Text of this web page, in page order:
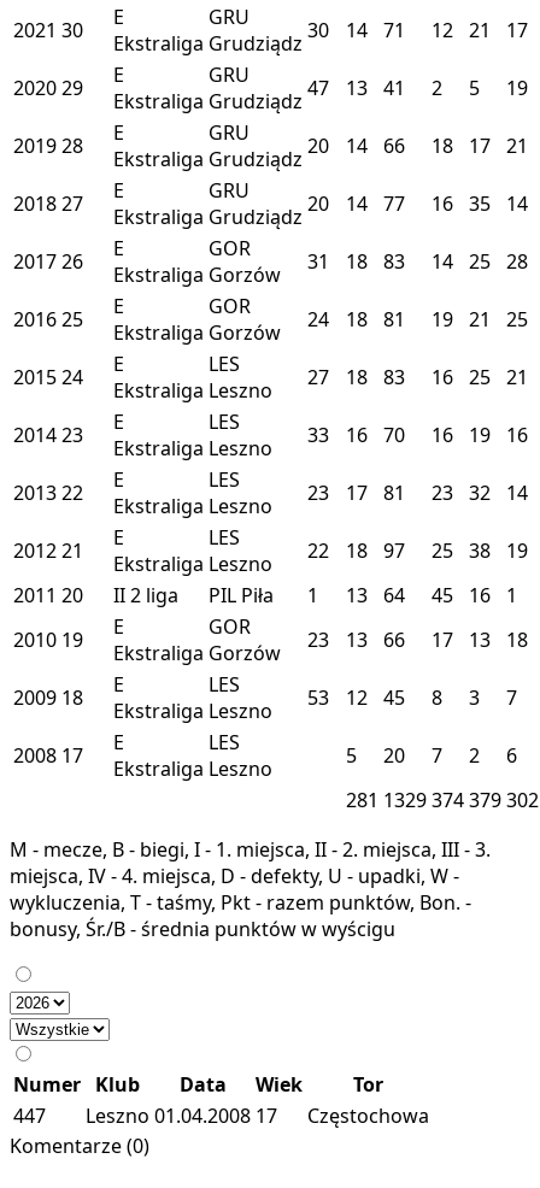
2021 30
E
Ekstraliga
GRU
Grudziądz 30 14 71 12 21 17
202029
E
Ekstraliga
GRU
Grudziądz 47 13 41 2 5 19
201928
E
Ekstraliga
GRU
Grudziądz 20 14 66 18 17 21
201827
E
Ekstraliga
GRU
Grudziądz 20 14 77 16 35 14
201726
E
Ekstraliga
GOR
Gorzów
31 18 83 14 25 28
201625
E
Ekstraliga
GOR
Gorzów
24 18 81 19 21 25
201524
E
Ekstraliga
LES
Leszno
27 18 83 16 25 21
201423
E
Ekstraliga
LES
Leszno
33 16 70 16 19 16
201322
E
Ekstraliga
LES
Leszno
23 17 81 23 32 14
201221
E
Ekstraliga
LES
Leszno
22 18 97 25 38
19
2011 20 II2 liga PIL Piła 1 13 64 45 16
1
2010 19
E
Ekstraliga
GOR
Gorzów
23 13 66 17 13 18
2009 18
E
Ekstraliga
LES
Leszno
53 12 45 8 3 7
2008 17
E
Ekstraliga
LES
Leszno
5 20 7 2
6
281 1329374379302
M - mecze, B - biegi, I - 1. miejsca, II - 2. miejsca, III - 3.
miejsca, IV - 4. miejsca, D - defekty, U - upadki, W -
wykluczenia, T - taśmy, Pkt - razem punktów, Bon. -
bonusy, Śr./B - średnia punktów w wyścigu
Numer Klub Data Wiek
Tor
447
Leszno 01.04.2008 17
Częstochowa
Komentarze (0)